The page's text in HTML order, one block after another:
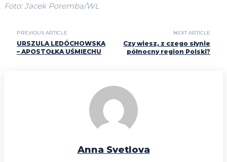
Foto: Jacek Poremba/WL
PREVIOUS ARTICLE
URSZULA LEDÓCHOWSKA
– APOSTOŁKA UŚMIECHU
NEXT ARTICLE
Czy wiesz, z czego słynie
północny region Polski?
Anna Svetlova